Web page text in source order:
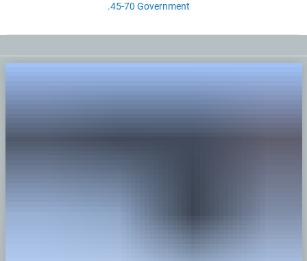
.45-70 Government